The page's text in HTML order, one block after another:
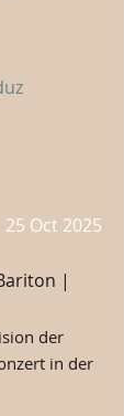
25 Oct 2025
|
der
in der